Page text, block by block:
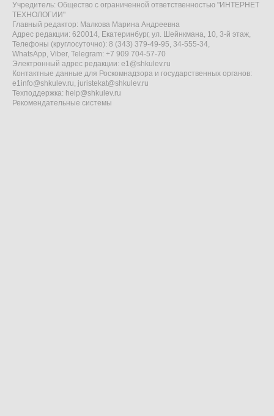
Учредитель: Общество с ограниченной ответственностью "ИНТЕРНЕТ
ТЕХНОЛОГИИ"
Главный редактор: Малкова Марина Андреевна
Адрес редакции: 620014, Екатеринбург, ул. Шейнкмана, 10, 3-й этаж,
Телефоны (круглосуточно): 8 (343) 379-49-95, 34-555-34,
WhatsApp, Viber, Telegram: +7 909 704-57-70
Электронный адрес редакции: e1@shkulev.ru
Контактные данные для Роскомнадзора и государственных органов:
e1info@shkulev.ru, juristekat@shkulev.ru
Техподдержка: help@shkulev.ru
Рекомендательные системы